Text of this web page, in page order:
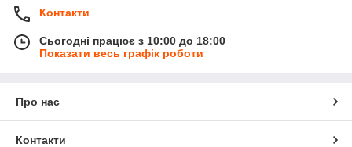
Контакти
Сьогодні працює з 10:00 до 18:00
Показати весь графік роботи
Про нас
Контакти